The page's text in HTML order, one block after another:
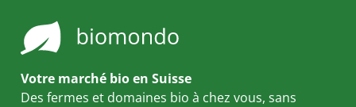
Votre marché bio en Suisse
Des fermes et domaines bio à chez vous, sans